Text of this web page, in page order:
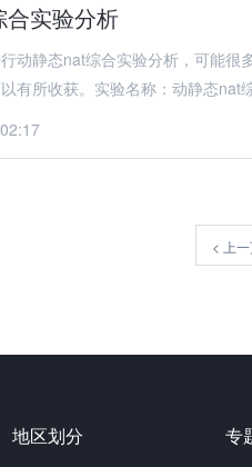
实验分析
动静态nat综合实验分析，可能
有所收获。实验名称：动静态nat
< 上
地区划分 专